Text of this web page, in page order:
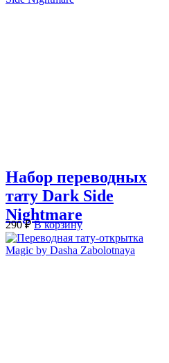
Набор переводных
тату Dark Side
Nightmare
290₽ В корзину